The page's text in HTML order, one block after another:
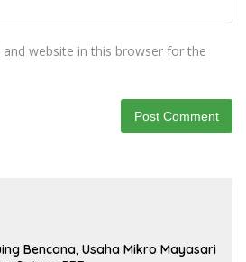
website in this browser for the
Bencana, Usaha Mikro Mayasari